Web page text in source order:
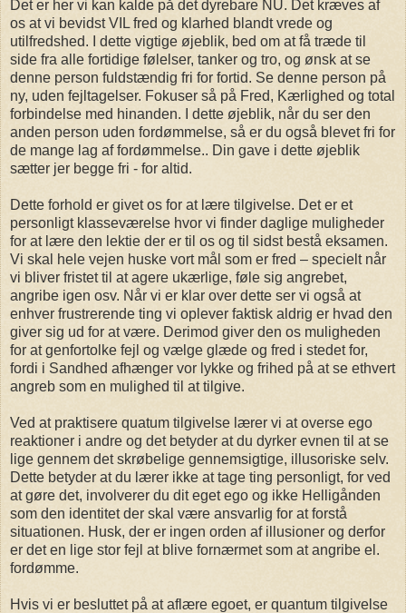
Det er her vi kan kalde på det dyrebare NU. Det kræves af
os at vi bevidst VIL fred og klarhed blandt vrede og
utilfredshed. I dette vigtige øjeblik, bed om at få træde til
side fra alle fortidige følelser, tanker og tro, og ønsk at se
denne person fuldstændig fri for fortid. Se denne person på
ny, uden fejltagelser. Fokuser så på Fred, Kærlighed og total
forbindelse med hinanden. I dette øjeblik, når du ser den
anden person uden fordømmelse, så er du også blevet fri for
de mange lag af fordømmelse.. Din gave i dette øjeblik
sætter jer begge fri - for altid.
Dette forhold er givet os for at lære tilgivelse. Det er et
personligt klasseværelse hvor vi finder daglige muligheder
for at lære den lektie der er til os og til sidst bestå eksamen.
Vi skal hele vejen huske vort mål som er fred – specielt når
vi bliver fristet til at agere ukærlige, føle sig angrebet,
angribe igen osv. Når vi er klar over dette ser vi også at
enhver frustrerende ting vi oplever faktisk aldrig er hvad den
giver sig ud for at være. Derimod giver den os muligheden
for at genfortolke fejl og vælge glæde og fred i stedet for,
fordi i Sandhed afhænger vor lykke og frihed på at se ethvert
angreb som en mulighed til at tilgive.
Ved at praktisere quatum tilgivelse lærer vi at overse ego
reaktioner i andre og det betyder at du dyrker evnen til at se
lige gennem det skrøbelige gennemsigtige, illusoriske selv.
Dette betyder at du lærer ikke at tage ting personligt, for ved
at gøre det, involverer du dit eget ego og ikke Helligånden
som den identitet der skal være ansvarlig for at forstå
situationen. Husk, der er ingen orden af illusioner og derfor
er det en lige stor fejl at blive fornærmet som at angribe el.
fordømme.
Hvis vi er besluttet på at aflære egoet, er quantum tilgivelse